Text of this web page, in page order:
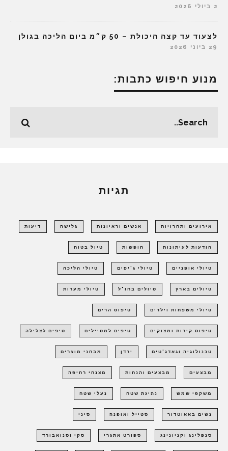
2 ביולי 2026
לצעוד עד קצה היכולת – 50 ק״מ ביום הליכה בגולן
29 ביוני 2026
מנוע חיפוש כתבות:
תגיות
אירועים ותחרויות אנשים וראיונות גלישה דיעות
הודעות לעיתונות חופשות טיול בטוח
טיולי אופניים טיולי ג'יפים טיולי הליכה
טיולים בארץ טיולים בחו"ל טיולי מערות
טיולי משפחות וילדים טיפוס הרים
טיפוס קירות ומצוקים טיפים למטיילים טיפים לצלילה
טכנולוגיה וגאדג'טים ירדן מבחני מוצרים
מבצעים מבצעים והנחות מצנחי רחיפה
משקפי שמש נהיגת שטח נעלי שטח
נשים באאוטדור סטייל ואופנה סיני
סנפלינג וקניונינג ספורט אתגרי סקי וסנואבורד